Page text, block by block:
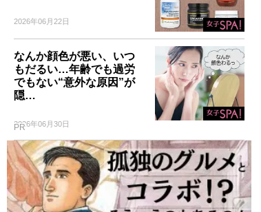
2026年06月22日
なんか顔色が悪い、いつ
もだるい…年齢でも過労
でもない“意外な原因”が
隠…
2026年06月30日
PR